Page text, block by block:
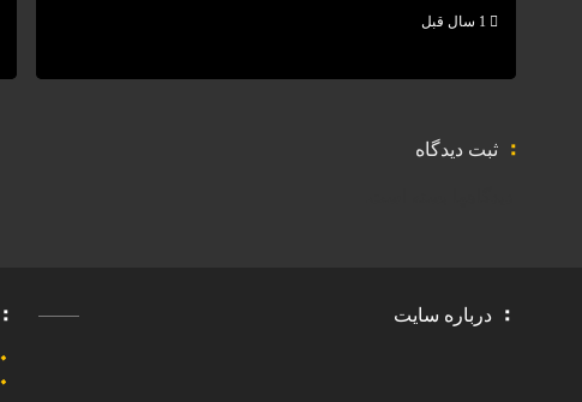
1 سال قبل
ثبت دیدگاه
درباره سایت